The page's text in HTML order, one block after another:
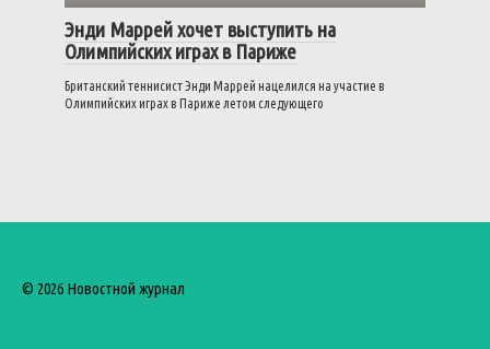
Энди Маррей хочет выступить на
Олимпийских играх в Париже
Британский теннисист Энди Маррей нацелился на участие в
Олимпийских играх в Париже летом следующего
© 2026 Новостной журнал